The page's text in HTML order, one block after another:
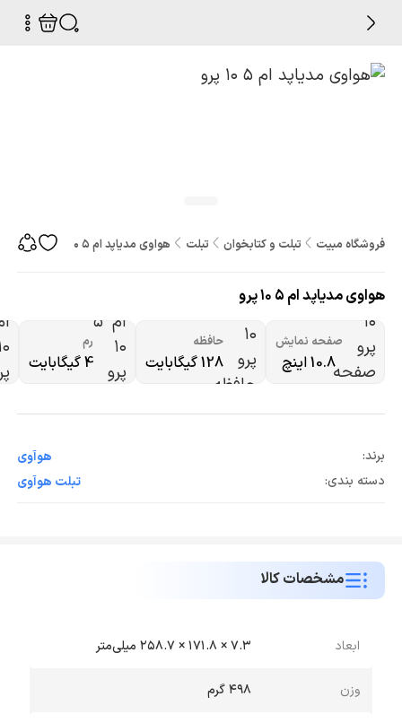
فروشگاه مبیت تبلت و کتابخوان تبلت هواوی مدیاپد ام 5 10 پرو
هواوی مدیاپد ام 5 10 پرو
صفحه نمایش
10.8 اینچ
حافظه
128 گیگابایت
رم
4 گیگابایت
برند:
هوآوی
دسته بندی:
تبلت هوآوی
مشخصات کالا
ابعاد 7.3 × 171.8 × 258.7 میلی‌متر
وزن 498 گرم